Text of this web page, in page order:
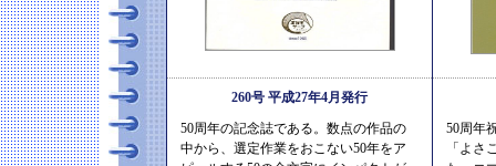
260号 平成27年4月発行
50周年の記念誌である。数点の作品の
中から、選定作業をおこない50年をア
50周年
「よさ